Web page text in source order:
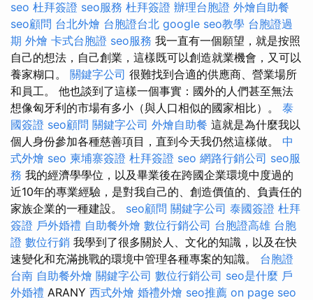
seo 杜拜簽證 seo服務 杜拜簽證 辦理台胞證 外燴自助餐
seo顧問 台北外燴 台胞證台北 google seo教學 台胞證過
期 外燴 卡式台胞證 seo服務 我一直有一個願望，就是按照
自己的想法，自己創業，這樣既可以創造就業機會，又可以
養家糊口。 關鍵字公司 很難找到合適的供應商、營業場所
和員工。 他也談到了這樣一個事實：國外的人們甚至無法
想像匈牙利的市場有多小（與人口相似的國家相比）。 泰
國簽證 seo顧問 關鍵字公司 外燴自助餐 這就是為什麼我以
個人身份參加各種慈善項目，直到今天我仍然這樣做。 中
式外燴 seo 柬埔寨簽證 杜拜簽證 seo 網路行銷公司 seo服
務 我的經濟學學位，以及畢業後在跨國企業環境中度過的
近10年的專業經驗，是對我自己的、創造價值的、負責任的
家族企業的一種建設。 seo顧問 關鍵字公司 泰國簽證 杜拜
簽證 戶外婚禮 自助餐外燴 數位行銷公司 台胞證高雄 台胞
證 數位行銷 我學到了很多關於人、文化的知識，以及在快
速變化和充滿挑戰的環境中管理各種專案的知識。 台胞證
台南 自助餐外燴 關鍵字公司 數位行銷公司 seo是什麼 戶
外婚禮 ARANY 西式外燴 婚禮外燴 seo推薦 on page seo